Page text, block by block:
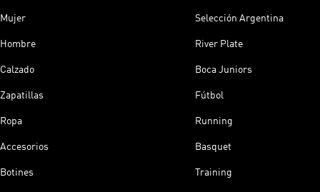
Mujer
Hombre
Calzado
Zapatillas
Ropa
Accesorios
Botines
Selección Argentina
River Plate
Boca Juniors
Fútbol
Running
Basquet
Training